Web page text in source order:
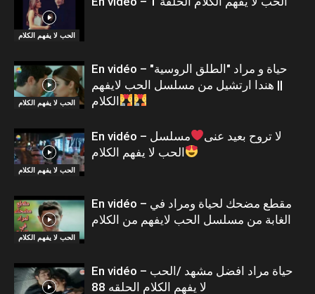
الحب لا يفهم الكلام
الحب لا يفهم الكلام
En vidéo – حياة و مراد "الطلق الروسية"
|| هندا ارتشيل من مسلسل الحب لايفهم
الكلام
الحب لا يفهم الكلام
En vidéo – لا تروح بعيد عنى
مسلسل
الحب لا يفهم الكلام
الحب لا يفهم الكلام
En vidéo – مقطع مضحك لحياة ومراد في
الغابة من مسلسل الحب لايفهم من الكلام
En vidéo – حياة مراد افضل مشهد /الحب
لا يفهم الكلام الحلقه 88